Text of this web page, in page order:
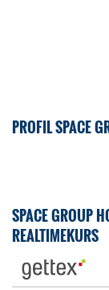
PROFIL SPACE
SPACE GROUP
REALTIMEKURS